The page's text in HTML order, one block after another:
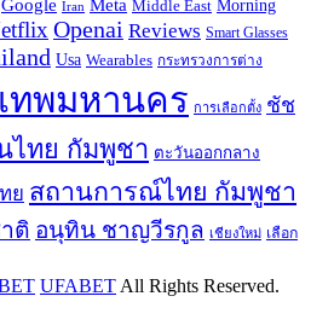
Iran Middle East Morning
Openai Reviews Smart Glasses
Usa Wearables กระทรวงการต่าง
ทพมหานคร การเลือกตั้ง ชัช
ไทย กัมพูชา ตะวันออกกลาง
ย สถานการณ์ไทย กัมพูชา
ติ อนุทิน ชาญวีรกูล เชียงใหม่ เลือก
UFABET All Rights Reserved.